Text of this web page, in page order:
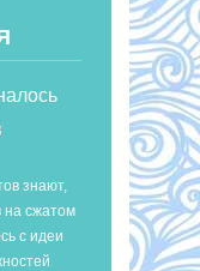
знают,
на сжатом
с идеи